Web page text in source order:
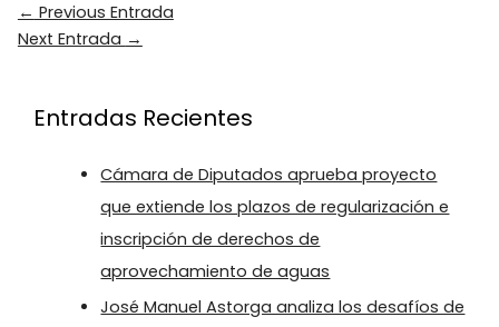
← Previous Entrada
Next Entrada →
Entradas Recientes
Cámara de Diputados aprueba proyecto
que extiende los plazos de regularización e
inscripción de derechos de
aprovechamiento de aguas
José Manuel Astorga analiza los desafíos de